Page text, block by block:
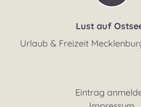
Lust auf
Urlaub & Freizeit
Eintrag